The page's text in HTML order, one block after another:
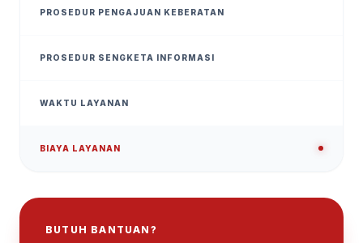
PROSEDUR PENGAJUAN KEBERATAN
PROSEDUR SENGKETA INFORMASI
WAKTU LAYANAN
BIAYA LAYANAN
BUTUH BANTUAN?